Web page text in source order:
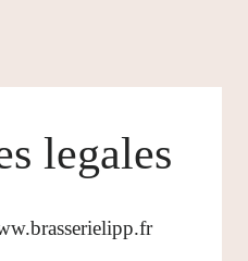
legales